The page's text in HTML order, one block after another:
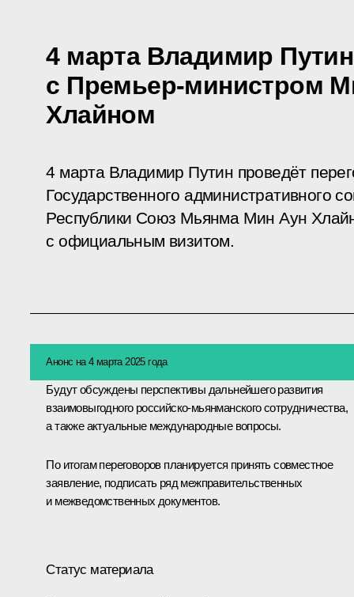
4 марта Владимир Путин
с Премьер-министром
Хлайном
4 марта Владимир Путин проведёт
Государственного административного
Республики Союз Мьянма Мин Аун
с официальным визитом.
Анонс на 4 марта 2025 года
Будут обсуждены перспективы дальнейшего развития
взаимовыгодного российско-мьянманского сотрудничества,
а также актуальные международные вопросы.
По итогам переговоров планируется принять совместное
заявление, подписать ряд межправительственных
и межведомственных документов.
Статус материала